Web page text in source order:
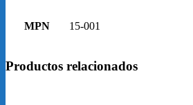
MPN 15-001
Productos relacionados